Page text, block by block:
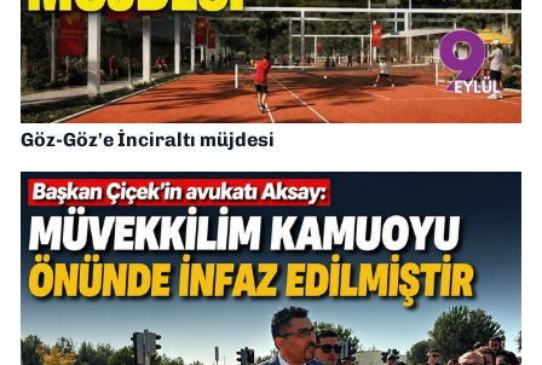
Göz-Göz'e İnciraltı müjdesi